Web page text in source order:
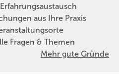
aus Ihre Praxis
Fragen & Themen
Mehr gute Gründe